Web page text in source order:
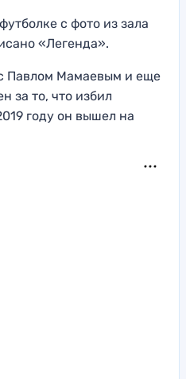
с фото из зала
«Легенда».
Павлом Мамаевым и еще
за то, что избил
году он вышел на